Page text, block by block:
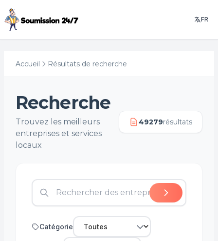
FR
Accueil Résultats de recherche
Recherche
Trouvez les meilleurs
entreprises et services
locaux
49279résultats
Catégorie